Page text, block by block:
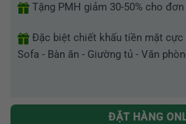
Tặng PMH giảm 30-50% cho
Đặc biệt chiết khấu tiền mặt
Sofa - Bàn ăn - Giường tủ - Văn
ĐẶT HÀNG